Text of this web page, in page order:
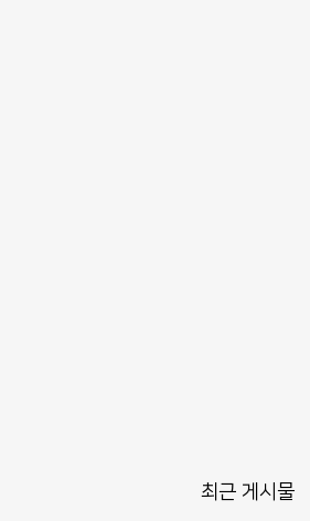
최근 게시물